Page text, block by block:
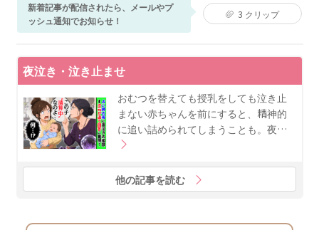
新着記事が配信されたら、メールやプ
ッシュ通知でお知らせ！
3 クリップ
夜泣き・泣き止ませ
おむつを替えても授乳をしても泣き止
まない赤ちゃんを前にすると、精神的
に追い詰められてしまうことも。夜…
他の記事を読む